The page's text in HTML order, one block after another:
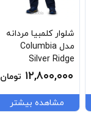
شلوار کلمبیا مردانه
مدل Columbia
Silver Ridge
Convertible Pant
AM8004-464
۱۲,۸۰۰,۰۰۰ تومان
مشاهده بیشتر